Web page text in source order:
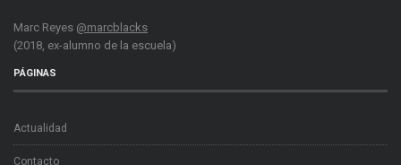
Marc Reyes @marcblacks
(2018, ex-alumno de la escuela)
PÁGINAS
Actualidad
Contacto